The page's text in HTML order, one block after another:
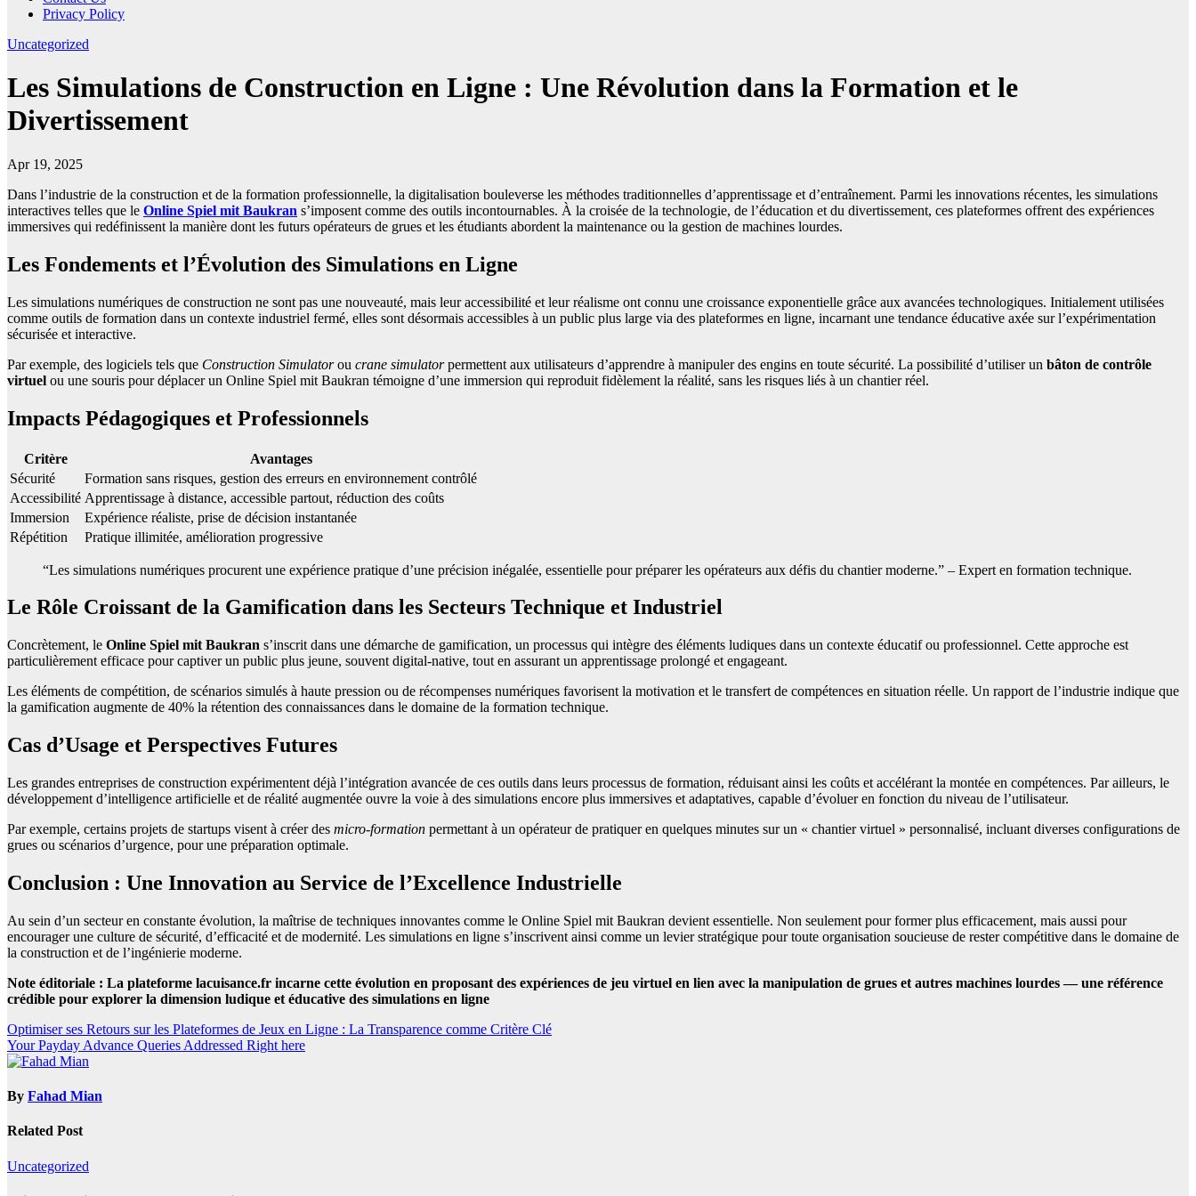
Privacy Policy
Uncategorized
Les Simulations de Construction en Ligne : Une Révolution dans la Formation et le
Divertissement
Apr 19, 2025
Dans l’industrie de la construction et de la formation professionnelle, la digitalisation bouleverse les méthodes traditionnelles d’apprentissage et d’entraînement. Parmi les innovations récentes, les simulations
interactives telles que le Online Spiel mit Baukran s’imposent comme des outils incontournables. À la croisée de la technologie, de l’éducation et du divertissement, ces plateformes offrent des expériences
immersives qui redéfinissent la manière dont les futurs opérateurs de grues et les étudiants abordent la maintenance ou la gestion de machines lourdes.
Les Fondements et l’Évolution des Simulations en Ligne
Les simulations numériques de construction ne sont pas une nouveauté, mais leur accessibilité et leur réalisme ont connu une croissance exponentielle grâce aux avancées technologiques. Initialement utilisées
comme outils de formation dans un contexte industriel fermé, elles sont désormais accessibles à un public plus large via des plateformes en ligne, incarnant une tendance éducative axée sur l’expérimentation
sécurisée et interactive.
Par exemple, des logiciels tels que Construction Simulatorou crane simulatorpermettent aux utilisateurs d’apprendre à manipuler des engins en toute sécurité. La possibilité d’utiliser un bâton de contrôle
virtuel ou une souris pour déplacer un Online Spiel mit Baukran témoigne d’une immersion qui reproduit fidèlement la réalité, sans les risques liés à un chantier réel.
Impacts Pédagogiques et Professionnels
Critère
Avantages
Sécurité
Formation sans risques, gestion des erreurs en environnement contrôlé
Accessibilité Apprentissage à distance, accessible partout, réduction des coûts
Immersion
Expérience réaliste, prise de décision instantanée
Répétition
Pratique illimitée, amélioration progressive
“Les simulations numériques procurent une expérience pratique d’une précision inégalée, essentielle pour préparer les opérateurs aux défis du chantier moderne.” – Expert en formation technique.
Le Rôle Croissant de la Gamification dans les Secteurs Technique et Industriel
Concrètement, le Online Spiel mit Baukran s’inscrit dans une démarche de gamification, un processus qui intègre des éléments ludiques dans un contexte éducatif ou professionnel. Cette approche est
particulièrement efficace pour captiver un public plus jeune, souvent digital-native, tout en assurant un apprentissage prolongé et engageant.
Les éléments de compétition, de scénarios simulés à haute pression ou de récompenses numériques favorisent la motivation et le transfert de compétences en situation réelle. Un rapport de l’industrie indique que
la gamification augmente de 40% la rétention des connaissances dans le domaine de la formation technique.
Cas d’Usage et Perspectives Futures
Les grandes entreprises de construction expérimentent déjà l’intégration avancée de ces outils dans leurs processus de formation, réduisant ainsi les coûts et accélérant la montée en compétences. Par ailleurs, le
développement d’intelligence artificielle et de réalité augmentée ouvre la voie à des simulations encore plus immersives et adaptatives, capable d’évoluer en fonction du niveau de l’utilisateur.
Par exemple, certains projets de startups visent à créer des micro-formation permettant à un opérateur de pratiquer en quelques minutes sur un « chantier virtuel » personnalisé, incluant diverses configurations de
grues ou scénarios d’urgence, pour une préparation optimale.
Conclusion : Une Innovation au Service de l’Excellence Industrielle
Au sein d’un secteur en constante évolution, la maîtrise de techniques innovantes comme le Online Spiel mit Baukran devient essentielle. Non seulement pour former plus efficacement, mais aussi pour
encourager une culture de sécurité, d’efficacité et de modernité. Les simulations en ligne s’inscrivent ainsi comme un levier stratégique pour toute organisation soucieuse de rester compétitive dans le domaine de
la construction et de l’ingénierie moderne.
Note éditoriale : La plateforme lacuisance.fr incarne cette évolution en proposant des expériences de jeu virtuel en lien avec la manipulation de grues et autres machines lourdes — une référence
crédible pour explorer la dimension ludique et éducative des simulations en ligne
Post
navigation
Optimiser ses Retours sur les Plateformes de Jeux en Ligne : La Transparence comme Critère Clé
Your Payday Advance Queries Addressed Right here
By Fahad Mian
Related Post
Uncategorized